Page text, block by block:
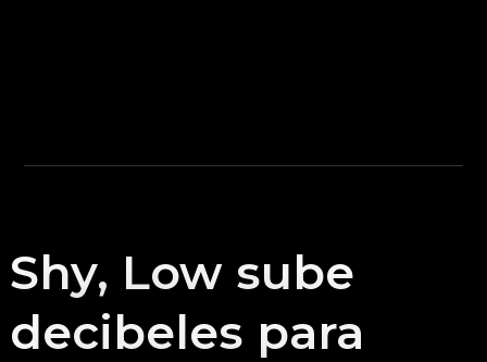
Shy, Low sube
decibeles para